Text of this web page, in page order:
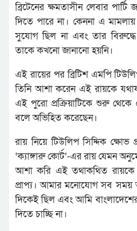
ব্রিটেনের ক্ষমতাসীন লেবার
দিতে পারে না। কেননা এ মামলায়
সুযোগ ছিল না এবং তার
তাকে কখনো জানানো হয়নি।
এই রায়ের পর ব্রিটিশ এমপি
তিনি আশা করেন এই রায়কে
এই পুরো প্রক্রিয়াটিকে শুরু থেকে
বলে অভিহিত করেছেন।
রায় নিয়ে টিউলিপ সিদ্দিক
‘ক্যাঙ্গারু কোর্ট’-এর রায় যেমন
আশা করি এই তথাকথিত রায়কে
প্রাপ্য। আমার মনোযোগ সব সময়
দিকেই ছিল এবং আমি
দিতে চাচ্ছি না।